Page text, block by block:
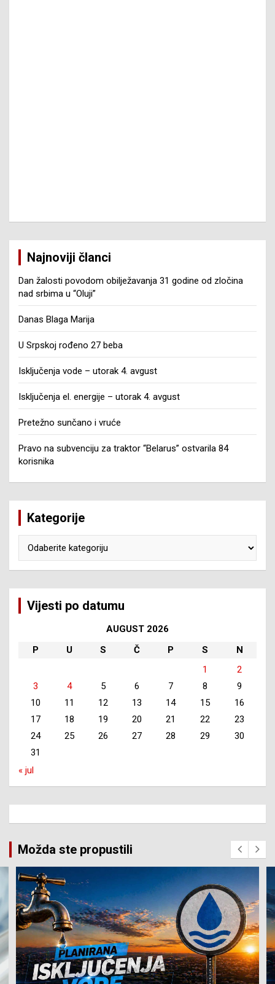
Najnoviji članci
Dan žalosti povodom obilježavanja 31 godine od zločina
nad srbima u “Oluji”
Danas Blaga Marija
U Srpskoj rođeno 27 beba
Isključenja vode – utorak 4. avgust
Isključenja el. energije – utorak 4. avgust
Pretežno sunčano i vruće
Pravo na subvenciju za traktor “Belarus” ostvarila 84
korisnika
Kategorije
Vijesti po datumu
AUGUST 2026
P
U S Č P S
N
1
2
3
4 5 6 7 8
9
10
11 12 13 14 15
16
17
18 19 20 21 22
23
24
25 26 27 28 29
30
31
« jul
Možda ste propustili